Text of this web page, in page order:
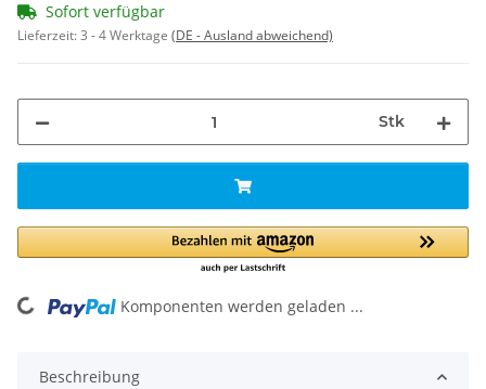
Sofort verfügbar
Lieferzeit:3 - 4 Werktage (DE - Ausland abweichend)
Stk
Loading... Komponenten werden geladen ...
Beschreibung